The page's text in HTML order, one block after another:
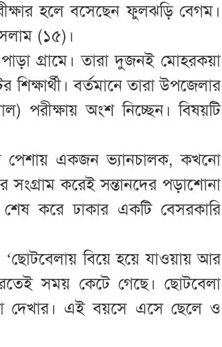
হলে বসেছেন ফুলঝড়ি বেগম।
(১৫)।
গ্রামে। তারা দুজনই মোহরকয়া
বর্তমানে তারা উপজেলার
পরীক্ষায় অংশ নিচ্ছেন। বিষয়টি
পেশায় একজন ভ্যানচালক, কখনো
করেই সন্তানদের পড়াশোনা
শেষ করে ঢাকার একটি বেসরকারি
বিয়ে হয়ে যাওয়ায় আর
সময় কেটে গেছে। ছোটবেলা
দেখার। এই বয়সে এসে ছেলে ও